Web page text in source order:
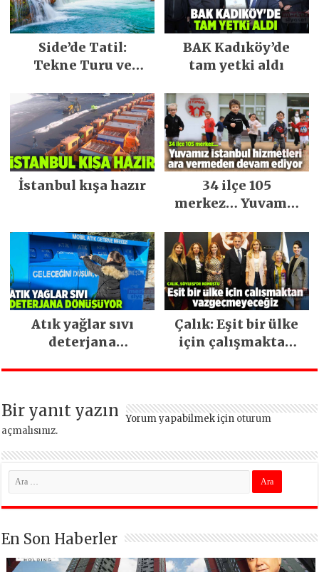
Side’de Tatil:
Tekne Turu ve
BAK Kadıköy’de
tam yetki aldı
İstanbul kışa hazır
34 ilçe 105
merkez… Yuvamız
ara vermeden
devam ediyor
Atık yağlar sıvı
deterjana
Çalık: Eşit bir ülke
için çalışmaktan
Bir yanıt yazın Yorum yapabilmek için oturum
açmalısınız.
En Son Haberler